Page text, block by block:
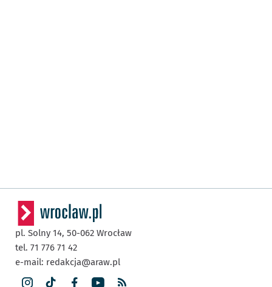
pl. Solny 14, 50-062 Wrocław
tel. 71 776 71 42
e-mail: redakcja@araw.pl